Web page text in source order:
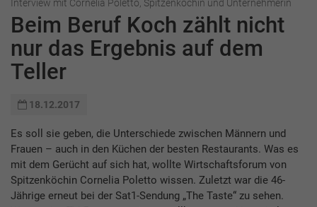
Interview mit Cornelia Poletto, Spitzenköchin und Unternehmerin
Beim Beruf Koch zählt nicht
nur das Ergebnis auf dem
Teller
18.12.2017
Es soll sie geben, die Unterschiede zwischen Männern und
Frauen – auch in den Küchen der besten Restaurants. Was es
mit dem Gerücht auf sich hat, wollte Wirtschaftsforum von
Spitzenköchin Cornelia Poletto wissen. Zuletzt war die 46-
Jährige erneut bei der Sat1-Sendung „The Taste“ zu sehen.